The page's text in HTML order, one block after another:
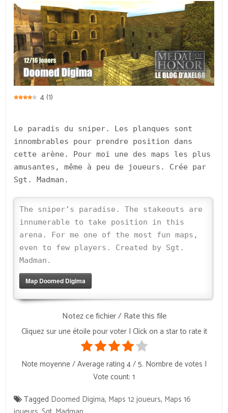
4(1)
Le paradis du sniper. Les planques sont
innombrables pour prendre position dans
cette arène. Pour moi une des maps les plus
amusantes, même à peu de joueurs. Crée par
Sgt. Madman.
The sniper’s paradise. The stakeouts are
innumerable to take position in this
arena. For me one of the most fun maps,
even to few players. Created by Sgt.
Madman.
Map Doomed Digima
Notez ce fichier / Rate this file
Cliquez sur une étoile pour voter | Click on a star to rate it
Note moyenne / Average rating 4/ 5. Nombre de votes |
Vote count: 1
Tagged Doomed Digima, Maps 12 joueurs, Maps 16